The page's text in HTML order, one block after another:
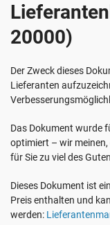
ISO 27001
DORA
ISO 42001
EU DSGVO
Kostenlose
Wo fängt man an
Sonstiges
Berater
IT und SaaS
Kritische Infrastruktur
Über uns
Kontakt
20000)
Der Zweck dieses
Lieferanten
Das Dokument wurde
optimiert – wir
für Sie zu viel des
Dieses Dokument ist
Preis enthalten und
werden: